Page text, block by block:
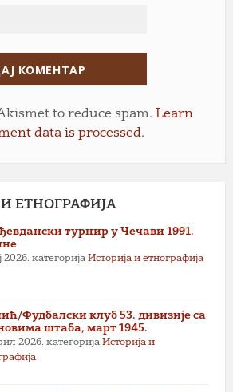
to reduce spam. Learn
data is processed.
ЕТНОГРАФИЈА
турнир у Чечави 1991.
2026. категорија Историја и етнографија
Фудбалски клуб 53. дивизије са
штаба, март 1945.
2026. категорија Историја и